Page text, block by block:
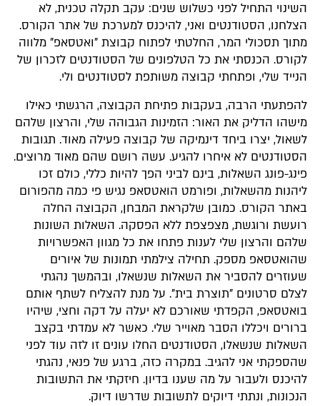
השינוי התחיל לפני כשלוש שנים: עקב תקלה טכנית, לא
הצלחנו, הסטודנטים ואני, להיכנס למערכת של אתר הקורס.
מתוך תסכולי המר, החלטתי לפתוח קבוצת "ואטסאפ" מלווה
לקורס. הכנסתי את כל הטלפונים של הסטודנטים לזכרון של
הנייד שלי, ופתחתי קבוצה משותפת לסטודנטים ולי.
להפתעתי הרבה, בעקבות פתיחת הקבוצה, הרגשתי כאילו
מישהו הדליק את האור: הזמינות הגבוהה שלי, והרצון שלהם
לשאול, יצרו ביחד דינמיקה של קבוצה פעילה מאוד. תגובות
הסטודנטים לא איחרו להגיע. עשה רושם שהם מאוד מרוצים.
פינג-פונג השאלות, בינם לביני הפך להיות כללי, כולם זכו
ליהנות מהשאלות, ופורמט הואטסאפ נגיש פי כמה מהפורום
באתר הקורס. כמובן שלקראת המבחן, הקבוצה החלה
רועשת ורוגשת, מצפצפת ללא הפסקה. השאלות השונות
שלהם והרצון שלי לענות פתחו את כל מגוון האפשרויות
שהואטסאפ מספק. תחילה צילמתי תמונות של איורים
שעוזרים להסביר את השאלות שנשאלו, ובהמשך נהגתי
לצלם סרטונים "תוצרת בית". על מנת להצליח לשתף אותם
בואטסאפ, הקפדתי שאורכם לא יעלה על דקה וחצי, שיהיו
ברורים ויכללו הסבר מאוייר שלי. כאשר לא עמדתי בקצב
השאלות שנשאלו, הסטודנטים החלו עונים זו לזה עוד לפני
שהספקתי אני להגיב. במקרה כזה, ברגע של פנאי, נהגתי
להיכנס ולעבור על מה שענו בדיון. חיזקתי את התשובות
הנכונות, ונתתי דיוקים לתשובות שדרשו דיוק.